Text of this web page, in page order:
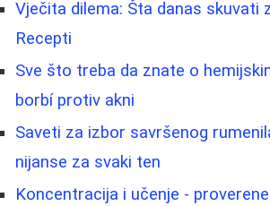
Vječita dilema: Šta danas skuvati
Recepti
Sve što treba da znate o
borbí protiv akni
Saveti za izbor savršenog
nijanse za svaki ten
Koncentracija i učenje -